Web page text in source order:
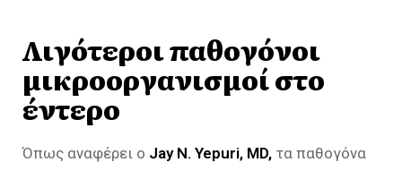
Λιγότεροι παθογόνοι
μικροοργανισμοί στο
έντερο
Όπως αναφέρει ο Jay N. Yepuri, MD, τα παθογόνα